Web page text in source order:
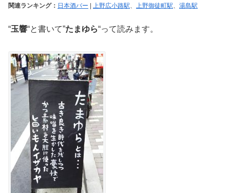
関連ランキング： 日本酒バー | 上野広小路駅 上野御徒町駅 湯島駅
“玉響“と書いて”たまゆら“って読みます。